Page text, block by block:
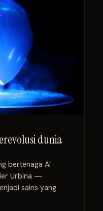
dunia
bertenaga AI
Urbina —
sains yang